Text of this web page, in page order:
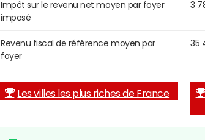
Impôt sur le revenu net moyen par foyer
imposé
3
Revenu fiscal de référence moyen par
foyer
35
Les villes les plus riches de France